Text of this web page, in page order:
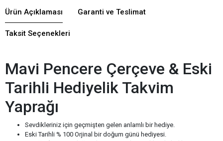
Ürün Açıklaması Garanti ve Teslimat
Taksit Seçenekleri
Mavi Pencere Çerçeve & Eski
Tarihli Hediyelik Takvim
Yaprağı
Sevdikleriniz için geçmişten gelen anlamlı bir hediye.
Eski Tarihli % 100 Orjinal bir doğum günü hediyesi.